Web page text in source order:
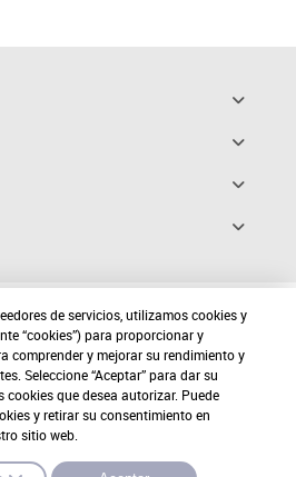
de servicios, utilizamos cookies y
“cookies”) para proporcionar y
comprender y mejorar su rendimiento y
Seleccione “Aceptar” para dar su
que desea autorizar. Puede
y retirar su consentimiento en
sitio web.